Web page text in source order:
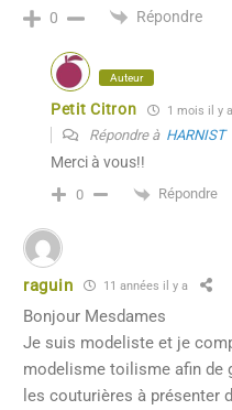
0 Répondre
Auteur
Petit Citron 1 mois il y a
Répondre à HARNIST
Merci à vous!!
0 Répondre
raguin 11 années il y a
Bonjour Mesdames
Je suis modeliste et je
modelisme toilisme afin de
les couturières à présenter